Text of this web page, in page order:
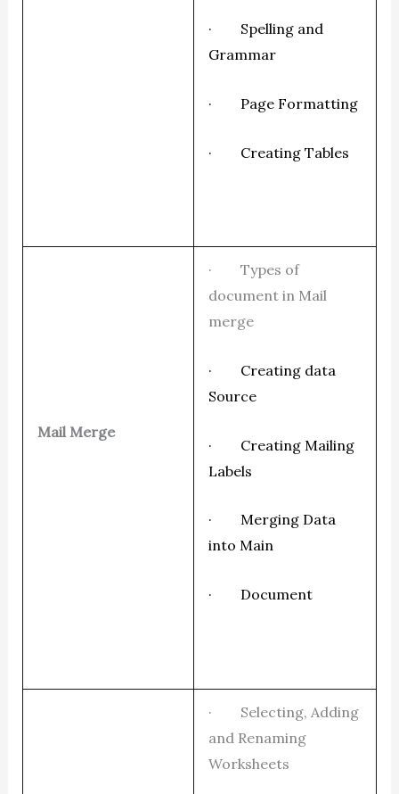
· Spelling and
Grammar
· Page Formatting
· Creating Tables
Mail Merge
· Types of
document in Mail
merge
· Creating data
Source
· Creating Mailing
Labels
· Merging Data
into Main
· Document
· Selecting, Adding
and Renaming
Worksheets